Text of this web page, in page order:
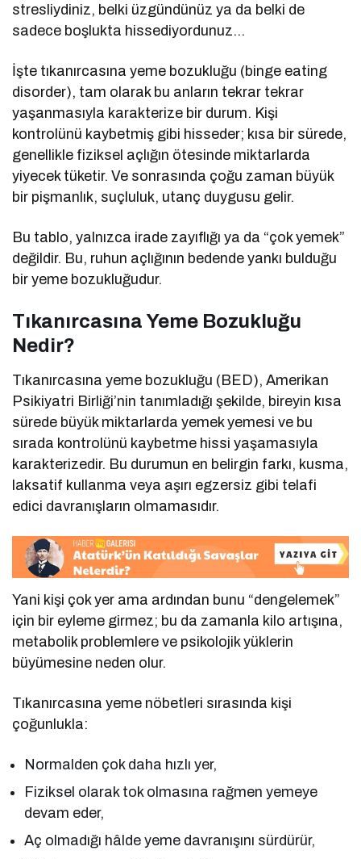
stresliydiniz, belki üzgündünüz ya da belki de
sadece boşlukta hissediyordunuz…
İşte tıkanırcasına yeme bozukluğu (binge eating
disorder), tam olarak bu anların tekrar tekrar
yaşanmasıyla karakterize bir durum. Kişi
kontrolünü kaybetmiş gibi hisseder; kısa bir sürede,
genellikle fiziksel açlığın ötesinde miktarlarda
yiyecek tüketir. Ve sonrasında çoğu zaman büyük
bir pişmanlık, suçluluk, utanç duygusu gelir.
Bu tablo, yalnızca irade zayıflığı ya da “çok yemek”
değildir. Bu, ruhun açlığının bedende yankı bulduğu
bir yeme bozukluğudur.
Tıkanırcasına Yeme Bozukluğu
Nedir?
Tıkanırcasına yeme bozukluğu (BED), Amerikan
Psikiyatri Birliği’nin tanımladığı şekilde, bireyin kısa
sürede büyük miktarlarda yemek yemesi ve bu
sırada kontrolünü kaybetme hissi yaşamasıyla
karakterizedir. Bu durumun en belirgin farkı, kusma,
laksatif kullanma veya aşırı egzersiz gibi telafi
edici davranışların olmamasıdır.
Yani kişi çok yer ama ardından bunu “dengelemek”
için bir eyleme girmez; bu da zamanla kilo artışına,
metabolik problemlere ve psikolojik yüklerin
büyümesine neden olur.
Tıkanırcasına yeme nöbetleri sırasında kişi
çoğunlukla:
Normalden çok daha hızlı yer,
Fiziksel olarak tok olmasına rağmen yemeye
devam eder,
Aç olmadığı hâlde yeme davranışını sürdürür,